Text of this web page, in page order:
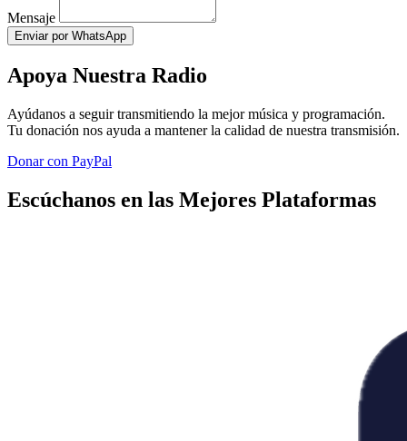
Mensaje
Enviar por WhatsApp
Apoya Nuestra Radio
Ayúdanos a seguir transmitiendo la mejor música y programación.
Tu donación nos ayuda a mantener la calidad de nuestra transmisión.
Donar con PayPal
Escúchanos en las Mejores Plataformas